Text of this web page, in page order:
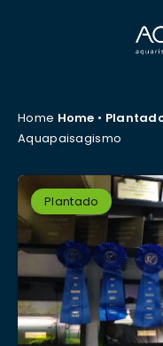
Home Home •
Aquapaisagismo
Plantado